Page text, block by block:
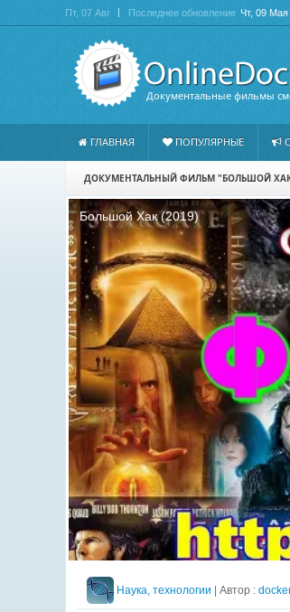
Документальные фильмы
Пт, 07 Авг Последнее обновление Чт, 09 Мая
ГЛАВНАЯ ПОПУЛЯРНЫЕ
ДОКУМЕНТАЛЬНЫЙ ФИЛЬМ "БОЛЬШОЙ ХАК /
Наука, технологии | Автор :